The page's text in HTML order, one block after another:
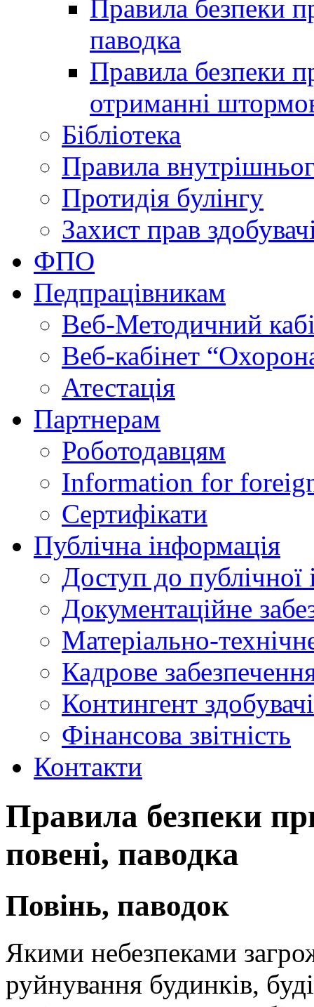
Правила безпеки
паводка
Правила безпеки
отриманні
Бібліотека
Правила
Протидія булінгу
Захист прав
ФПО
Педпрацівникам
Веб-Методичний
Веб-кабінет
Атестація
Партнерам
Роботодавцям
Information for
Сертифікати
Публічна інформація
Доступ до публічної
Документаційне
Матеріально-
Кадрове
Контингент
Фінансова звітність
Контакти
Правила безпеки
повені, паводка
Повінь, паводок
Якими небезпеками
руйнування будинків,